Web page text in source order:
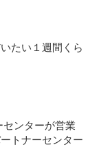
たい１週間くら
ンターが営業
トナーセンター